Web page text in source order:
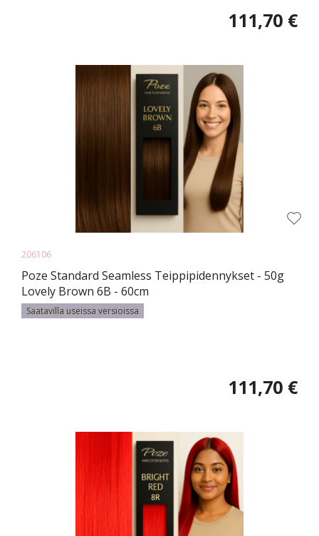
111,70 €
206106
Poze Standard Seamless Teippipidennykset - 50g
Lovely Brown 6B - 60cm
Saatavilla useissa versioissa
111,70 €